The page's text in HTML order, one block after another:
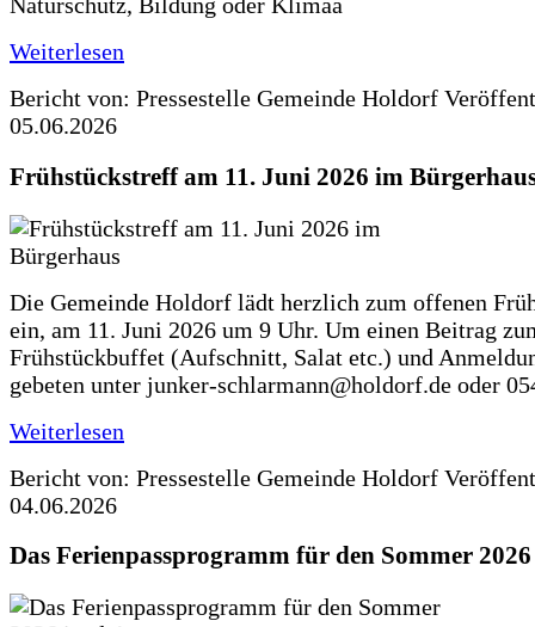
Weiterlesen
Bericht von: Pressestelle Gemeinde Holdorf
05.06.2026
Frühstückstreff am 11. Juni 2026 im
Die Gemeinde Holdorf lädt herzlich zum offenen
ein, am 11. Juni 2026 um 9 Uhr. Um einen Beitrag
Frühstückbuffet (Aufschnitt, Salat etc.) und
gebeten unter junker-schlarmann@holdorf.de oder
Weiterlesen
Bericht von: Pressestelle Gemeinde Holdorf
04.06.2026
Das Ferienpassprogramm für den Sommer